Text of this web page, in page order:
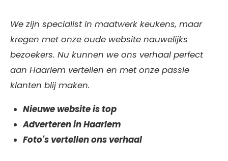
We zijn specialist in maatwerk keukens, maar
kregen met onze oude website nauwelijks
bezoekers. Nu kunnen we ons verhaal perfect
aan Haarlem vertellen en met onze passie
klanten blij maken.
Nieuwe website is top
Adverteren in Haarlem
Foto's vertellen ons verhaal